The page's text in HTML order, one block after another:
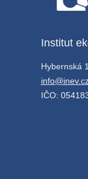
Institut
Hybernská
IČO: